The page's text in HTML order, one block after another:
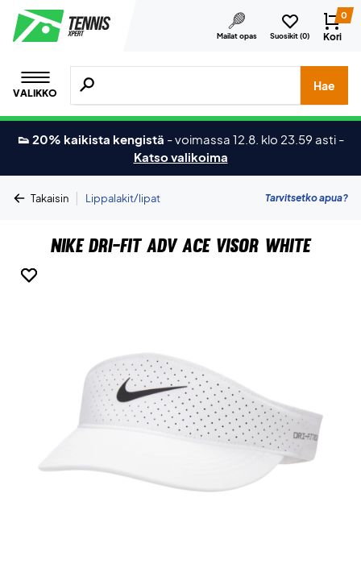
Mailat opas Suosikit (0)
0
Kori
VALIKKO
Hae tuotteita, merkkejä jne.
Hae
👟 20% kaikista kengistä -voimassa 12.8. klo 23.59 asti -
Katso valikoima
Takaisin | Lippalakit/lipat Tarvitsetko apua?
Nike Dri-FIT ADV Ace Visor White